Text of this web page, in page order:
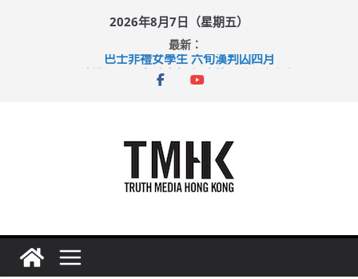
2026年8月7日（星期五）
最新：
巴士非禮女學生 六旬漢判囚四月
涉造假公屋富戶申報表 倉管員准保釋候訊